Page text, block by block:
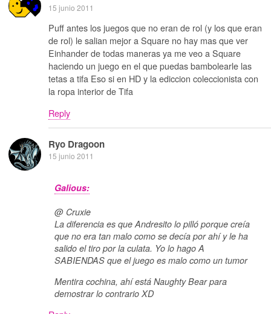
15 junio 2011
Puff antes los juegos que no eran de rol (y los que eran
de rol) le salian mejor a Square no hay mas que ver
Einhander de todas maneras ya me veo a Square
haciendo un juego en el que puedas bambolearle las
tetas a tifa Eso si en HD y la ediccion coleccionista con
la ropa interior de Tifa
Reply
Ryo Dragoon
15 junio 2011
Galious:
@ Cruxie
La diferencia es que Andresito lo pilló porque creía
que no era tan malo como se decía por ahí y le ha
salido el tiro por la culata. Yo lo hago A
SABIENDAS que el juego es malo como un tumor
Mentira cochina, ahí está Naughty Bear para
demostrar lo contrario XD